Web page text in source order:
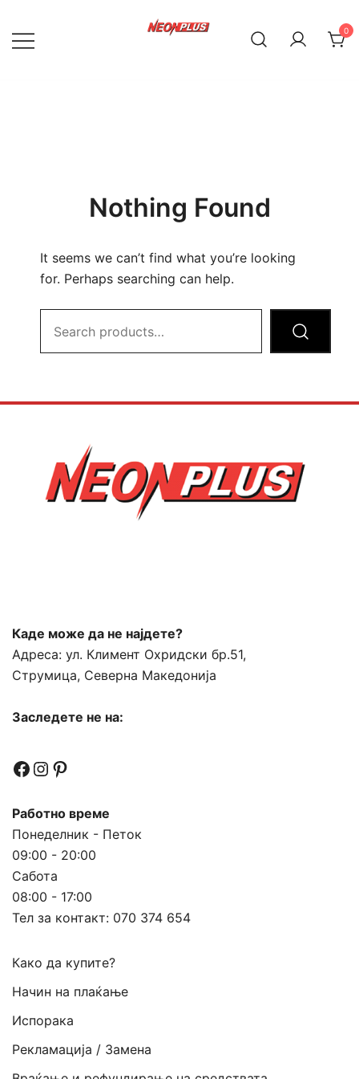
content
0
Nothing Found
It seems we can’t find what you’re looking
for. Perhaps searching can help.
for:
Каде може да не најдете?
Адреса: ул. Климент Охридски бр.51,
Струмица, Северна Македонија
Заследете не на:
Facebook
Instagram
Pinterest
Работно време
Понеделник - Петок
09:00 - 20:00
Сабота
08:00 - 17:00
Тел за контакт: 070 374 654
Како да купите?
Начин на плаќање
Испорака
Рекламација / Замена